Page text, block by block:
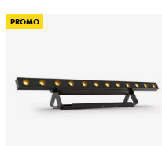
PROMO